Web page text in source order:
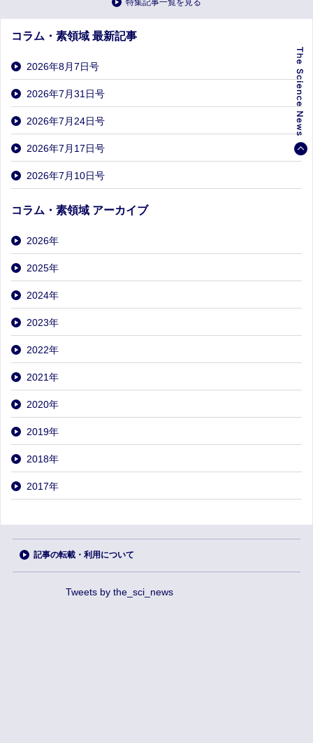
特集記事一覧を見る
コラム・素領域 最新記事
2026年8月7日号
2026年7月31日号
2026年7月24日号
2026年7月17日号
2026年7月10日号
コラム・素領域 アーカイブ
2026年
2025年
2024年
2023年
2022年
2021年
2020年
2019年
2018年
2017年
記事の転載・利用について
Tweets by the_sci_news